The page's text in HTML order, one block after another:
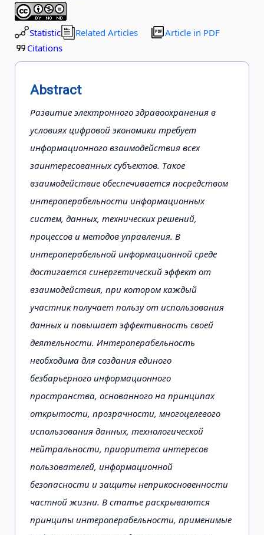
Statistic Related Articles
Article in PDF
Citations
Abstract
Развитие электронного здравоохранения в
условиях цифровой экономики требует
информационного взаимодействия всех
заинтересованных субъектов. Такое
взаимодействие обеспечивается посредством
интероперабельности информационных
систем, данных, технических решений,
процессов и методов управления. В
интероперабельной информационной среде
достигается синергетический эффект от
взаимодействия, при котором каждый
участник получает пользу от использования
данных и повышает эффективность своей
деятельности. Интероперабельность
необходима для создания единого
безбарьерного информационного
пространства, основанного на принципах
открытости, прозрачности, многоцелевого
использования данных, технологической
нейтральности, приоритета интересов
пользователей, информационной
безопасности и защиты неприкосновенности
частной жизни. В статье раскрываются
принципы интероперабельности, применимые